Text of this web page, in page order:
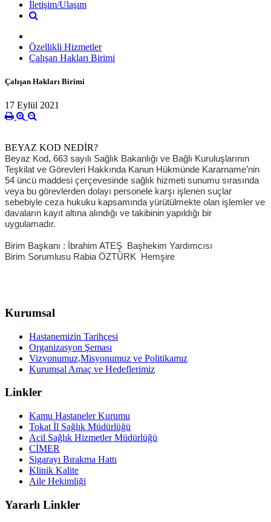
İletişim/Ulaşım
Özellikli Hizmetler
Çalışan Hakları Birimi
Çalışan Hakları Birimi
17 Eylül 2021
BEYAZ KOD NEDİR?
Beyaz Kod, 663 sayılı Sağlık Bakanlığı ve Bağlı Kuruluşlarının
Teşkilat ve Görevleri Hakkında Kanun Hükmünde Kararname’nin
54 üncü maddesi çerçevesinde sağlık hizmeti sunumu sırasında
veya bu görevlerden dolayı personele karşı işlenen suçlar
sebebiyle ceza hukuku kapsamında yürütülmekte olan işlemler ve
davaların kayıt altına alındığı ve takibinin yapıldığı bir
uygulamadır.
Birim Başkanı : İbrahim ATEŞ Başhekim Yardımcısı
Birim Sorumlusu Rabia ÖZTÜRK Hemşire
Kurumsal
Hastanemizin Tarihçesi
Organizasyon Şeması
Vizyonumuz,Misyonumuz ve Politikamız
Kurumsal Amaç ve Hedeflerimiz
Linkler
Kamu Hastaneler Kurumu
Tokat İl Sağlık Müdürlüğü
Acil Sağlık Hizmetler Müdürlüğü
CİMER
Sigarayı Bırakma Hattı
Klinik Kalite
Aile Hekimliği
Yararlı Linkler